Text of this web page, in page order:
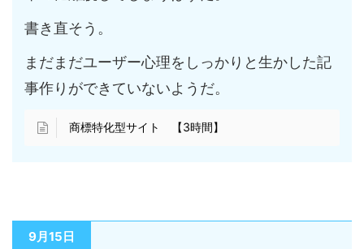
書き直そう。
まだまだユーザー心理をしっかりと生かした記
事作りができていないようだ。
商標特化型サイト 【3時間】
9月15日